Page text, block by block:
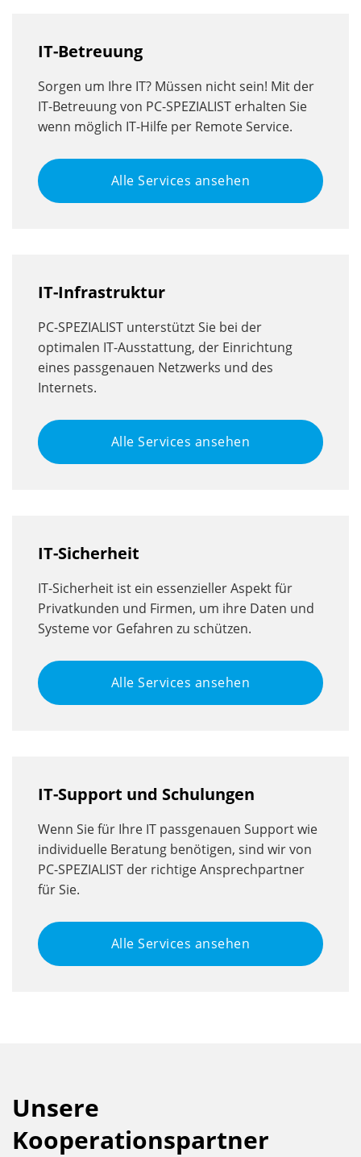
IT-Betreuung
Sorgen um Ihre IT? Müssen nicht sein! Mit der
IT-Betreuung von PC-SPEZIALIST erhalten Sie
wenn möglich IT-Hilfe per Remote Service.
Alle Services ansehen
IT-Infrastruktur
PC-SPEZIALIST unterstützt Sie bei der
optimalen IT-Ausstattung, der Einrichtung
eines passgenauen Netzwerks und des
Internets.
Alle Services ansehen
IT-Sicherheit
IT-Sicherheit ist ein essenzieller Aspekt für
Privatkunden und Firmen, um ihre Daten und
Systeme vor Gefahren zu schützen.
Alle Services ansehen
IT-Support und Schulungen
Wenn Sie für Ihre IT passgenauen Support wie
individuelle Beratung benötigen, sind wir von
PC-SPEZIALIST der richtige Ansprechpartner
für Sie.
Alle Services ansehen
Unsere
Kooperationspartner